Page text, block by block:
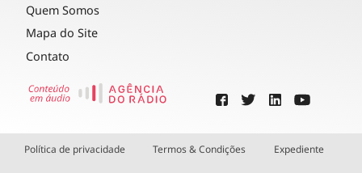
Quem Somos
Mapa do Site
Contato
Política de privacidade Termos & Condições Expediente